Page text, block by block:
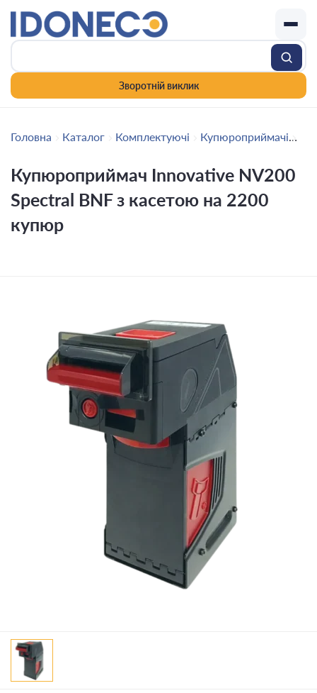
Зворотній виклик
Головна Каталог Комплектуючі Купюроприймачі
Купюроприймач Innovative NV200
Spectral BNF з касетою на 2200
купюр